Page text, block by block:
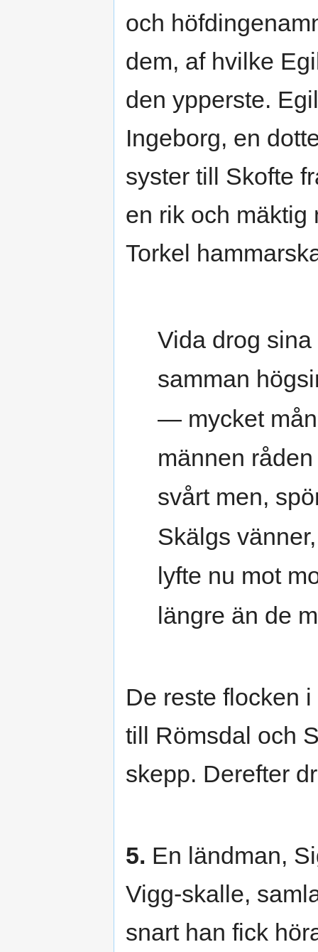
och
dem, af hvilke
den ypperste.
Ingeborg, en
syster till Skofte
en rik och mäktig
Torkel
Vida drog sina
samman
— mycket
männen
svårt men,
Skälgs
lyfte nu mot
längre än de
De reste flocken
till Römsdal och
skepp. Derefter
5. En ländman,
Vigg-skalle,
snart han fick